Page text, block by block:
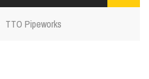
TTO Pipeworks